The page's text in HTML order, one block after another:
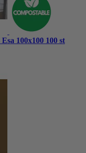
100x100 100 st